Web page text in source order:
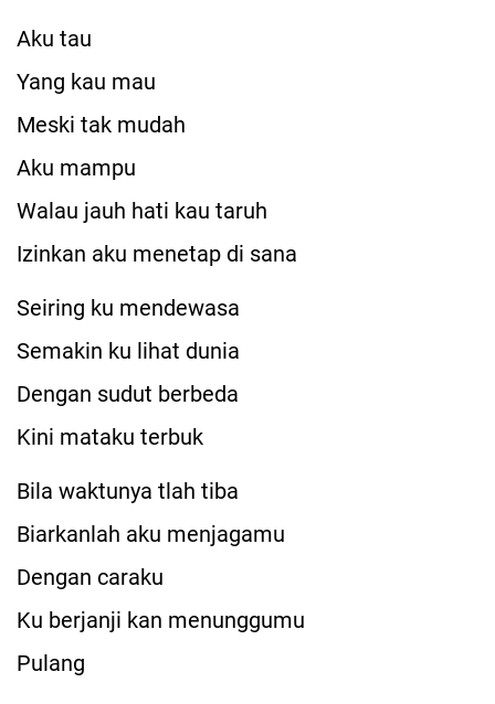
Aku tau
Yang kau mau
Meski tak mudah
Aku mampu
Walau jauh hati kau taruh
Izinkan aku menetap di sana
Seiring ku mendewasa
Semakin ku lihat dunia
Dengan sudut berbeda
Kini mataku terbuk
Bila waktunya tlah tiba
Biarkanlah aku menjagamu
Dengan caraku
Ku berjanji kan menunggumu
Pulang